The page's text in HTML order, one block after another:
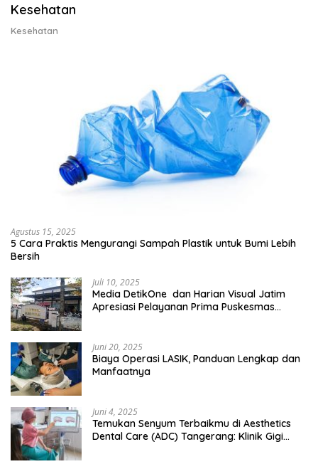
Kesehatan
Kesehatan
Agustus 15, 2025
5 Cara Praktis Mengurangi Sampah Plastik untuk Bumi Lebih
Bersih
Juli 10, 2025
Media DetikOne dan Harian Visual Jatim
Apresiasi Pelayanan Prima Puskesmas
Juni 20, 2025
Biaya Operasi LASIK, Panduan Lengkap dan
Manfaatnya
Juni 4, 2025
Temukan Senyum Terbaikmu di Aesthetics
Dental Care (ADC) Tangerang: Klinik Gigi